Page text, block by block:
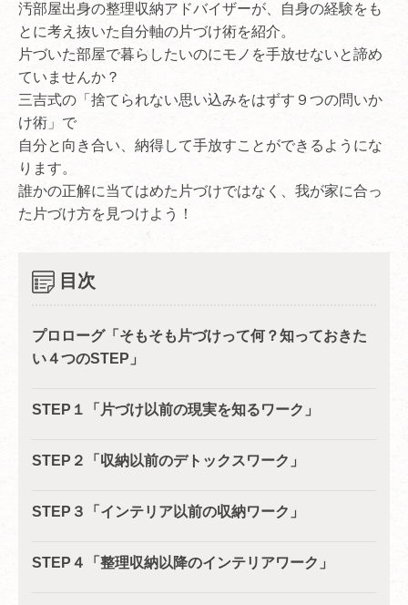
汚部屋出身の整理収納アドバイザーが、自身の経験をも
とに考え抜いた自分軸の片づけ術を紹介。
片づいた部屋で暮らしたいのにモノを手放せないと諦め
ていませんか？
三吉式の「捨てられない思い込みをはずす９つの問いか
け術」で
自分と向き合い、納得して手放すことができるようにな
ります。
誰かの正解に当てはめた片づけではなく、我が家に合っ
た片づけ方を見つけよう！
目次
プロローグ「そもそも片づけって何？知っておきた
い４つのSTEP」
STEP１「片づけ以前の現実を知るワーク」
STEP２「収納以前のデトックスワーク」
STEP３「インテリア以前の収納ワーク」
STEP４「整理収納以降のインテリアワーク」